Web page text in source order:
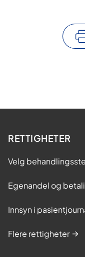
RETTIGHETER
Velg
Egenandel og
Innsyn i
Flere rettigheter